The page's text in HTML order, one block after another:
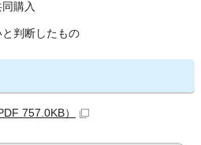
購入
判断したもの
757.0KB）